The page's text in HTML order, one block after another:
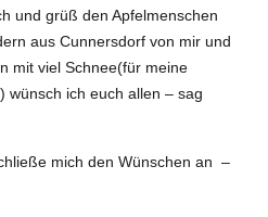
und grüß den Apfelmenschen
aus Cunnersdorf von mir und
mit viel Schnee(für meine
wünsch ich euch allen – sag
mich den Wünschen an –